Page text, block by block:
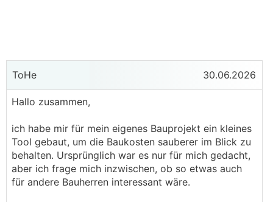
ToHe 30.06.2026
Hallo zusammen,
ich habe mir für mein eigenes Bauprojekt ein kleines
Tool gebaut, um die Baukosten sauberer im Blick zu
behalten. Ursprünglich war es nur für mich gedacht,
aber ich frage mich inzwischen, ob so etwas auch
für andere Bauherren interessant wäre.